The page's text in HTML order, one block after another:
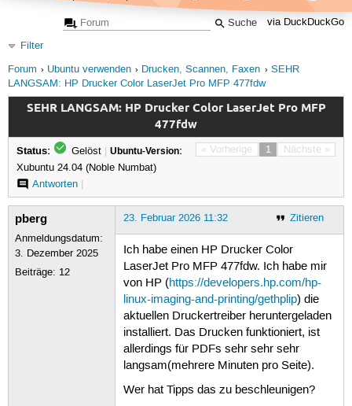
via DuckDuckGo
Filter
Forum
Ubuntu verwenden Drucken, Scannen, Faxen
SEHR
LANGSAM: HP Drucker Color LaserJet Pro MFP 477fdw
SEHR LANGSAM: HP Drucker Color LaserJet Pro MFP
477fdw
« Vorherige 1 Nächste »
Status: Gelöst | Ubuntu-Version:
Xubuntu 24.04 (Noble Numbat)
Antworten|
pberg
Anmeldungsdatum:
3. Dezember 2025
Beiträge: 12
Zitieren
23. Februar 2026 11:32
Ich habe einen HP Drucker Color
LaserJet Pro MFP 477fdw. Ich habe mir
von HP (https://developers.hp.com/hp-
linux-imaging-and-printing/gethplip) die
aktuellen Druckertreiber heruntergeladen
installiert. Das Drucken funktioniert, ist
allerdings für PDFs sehr sehr sehr
langsam(mehrere Minuten pro Seite).
Wer hat Tipps das zu beschleunigen?